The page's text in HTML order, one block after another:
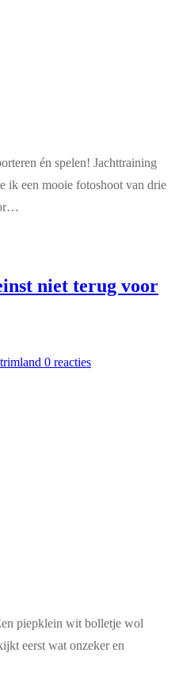
én spelen! Jachttraining
ik een mooie fotoshoot van drie
niet terug voor
0 reacties
piepklein wit bolletje wol
eerst wat onzeker en